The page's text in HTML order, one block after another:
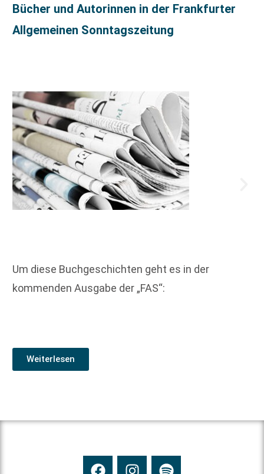
Bücher und Autorinnen in der Frankfurter
Allgemeinen Sonntagszeitung
Um diese Buchgeschichten geht es in der
kommenden Ausgabe der „FAS“:
Weiterlesen